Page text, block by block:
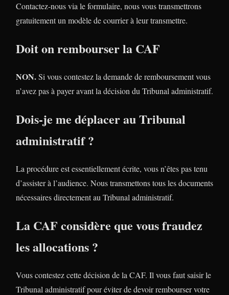
Contactez-nous via le formulaire, nous vous transmettrons
gratuitement un modèle de courrier à leur transmettre.
Doit on rembourser la CAF
NON.Si vous contestez la demande de remboursement vous
n’avez pas à payer avant la décision du Tribunal administratif.
Dois-je me déplacer au Tribunal
administratif ?
La procédure est essentiellement écrite, vous n’êtes pas tenu
d’assister à l’audience. Nous transmettons tous les documents
nécessaires directement au Tribunal administratif.
La CAF considère que vous fraudez
les allocations ?
Vous contestez cette décision de la CAF. Il vous faut saisir le
Tribunal administratif pour éviter de devoir rembourser votre